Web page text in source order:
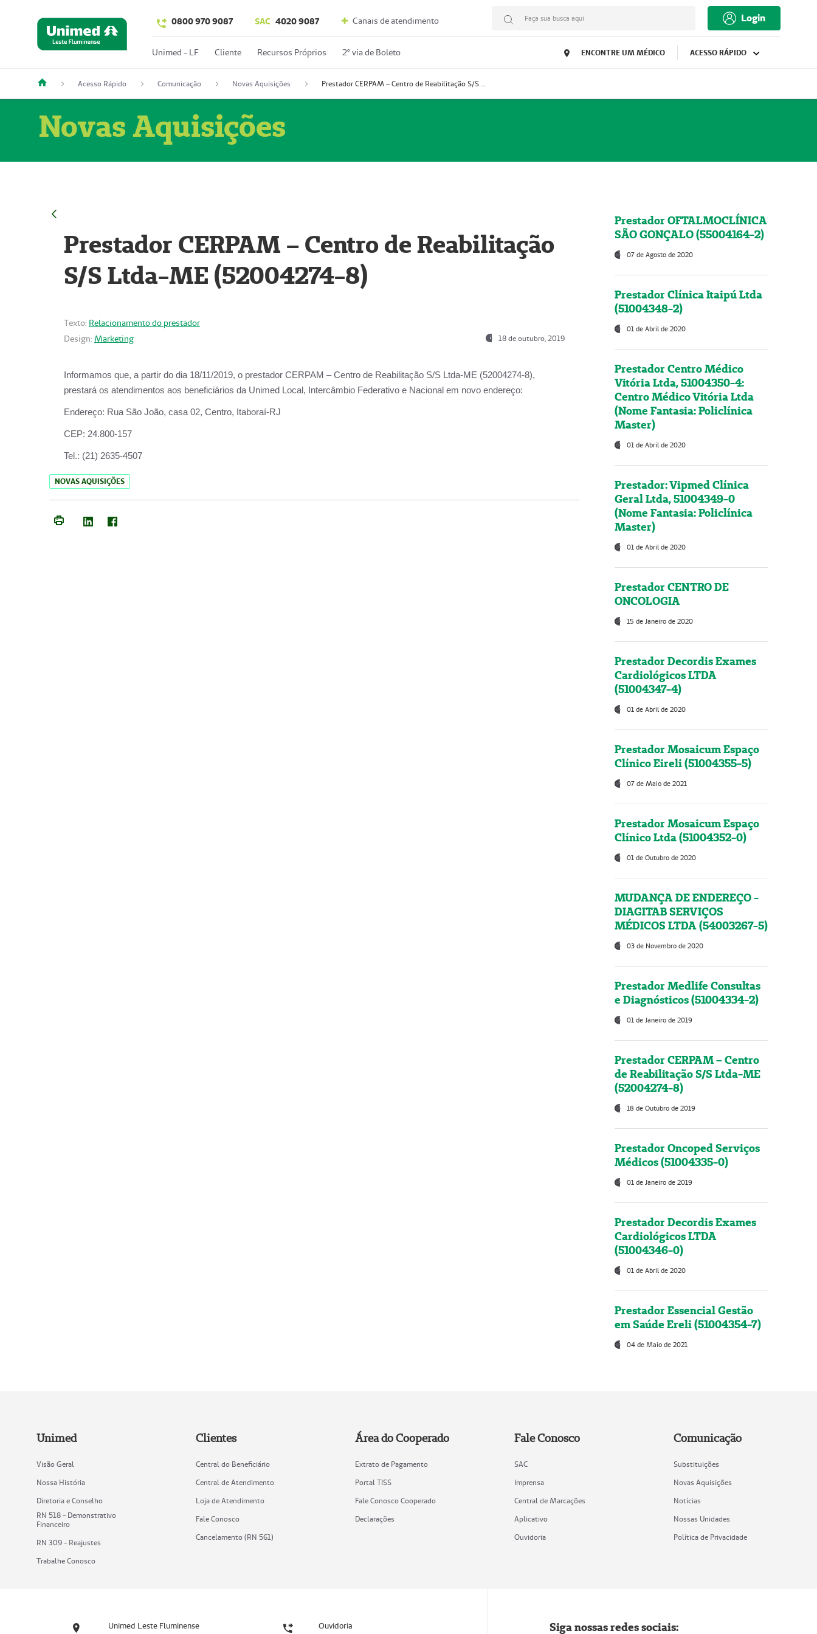
0800 970 9087 SAC 4020 9087 Canais de atendimento Faça sua busca aqui Login
Unimed - LF Cliente Recursos Próprios 2º via de Boleto ENCONTRE UM MÉDICO ACESSO RÁPIDO
Acesso Rápido Comunicação Novas Aquisições Prestador CERPAM – Centro de Reabilitação S/S Ltda-ME (52004274-8)
Novas Aquisições
Prestador CERPAM – Centro de Reabilitação
S/S Ltda-ME (52004274-8)
Texto: Relacionamento do prestador
Design: Marketing 18 de outubro, 2019
Informamos que, a partir do dia 18/11/2019, o prestador CERPAM – Centro de Reabilitação S/S Ltda-ME (52004274-8),
prestará os atendimentos aos beneficiários da Unimed Local, Intercâmbio Federativo e Nacional em novo endereço:
Endereço: Rua São João, casa 02, Centro, Itaboraí-RJ
CEP: 24.800-157
Tel.: (21) 2635-4507
NOVAS AQUISIÇÕES
Prestador OFTALMOCLÍNICA
SÃO GONÇALO (55004164-2)
07 de Agosto de 2020
Prestador Clínica Itaipú Ltda
(51004348-2)
01 de Abril de 2020
Prestador Centro Médico
Vitória Ltda, 51004350-4:
Centro Médico Vitória Ltda
(Nome Fantasia: Policlínica
Master)
01 de Abril de 2020
Prestador: Vipmed Clínica
Geral Ltda, 51004349-0
(Nome Fantasia: Policlínica
Master)
01 de Abril de 2020
Prestador CENTRO DE
ONCOLOGIA
15 de Janeiro de 2020
Prestador Decordis Exames
Cardiológicos LTDA
(51004347-4)
01 de Abril de 2020
Prestador Mosaicum Espaço
Clínico Eireli (51004355-5)
07 de Maio de 2021
Prestador Mosaicum Espaço
Clínico Ltda (51004352-0)
01 de Outubro de 2020
MUDANÇA DE ENDEREÇO -
DIAGITAB SERVIÇOS
MÉDICOS LTDA (54003267-5)
03 de Novembro de 2020
Prestador Medlife Consultas
e Diagnósticos (51004334-2)
01 de Janeiro de 2019
Prestador CERPAM – Centro
de Reabilitação S/S Ltda-ME
(52004274-8)
18 de Outubro de 2019
Prestador Oncoped Serviços
Médicos (51004335-0)
01 de Janeiro de 2019
Prestador Decordis Exames
Cardiológicos LTDA
(51004346-0)
01 de Abril de 2020
Prestador Essencial Gestão
em Saúde Ereli (51004354-7)
04 de Maio de 2021
Unimed
Visão Geral
Nossa História
Diretoria e Conselho
RN 518 - Demonstrativo
Financeiro
RN 309 - Reajustes
Trabalhe Conosco
Clientes
Central do Beneficiário
Central de Atendimento
Loja de Atendimento
Fale Conosco
Cancelamento (RN 561)
Área do Cooperado
Extrato de Pagamento
Portal TISS
Fale Conosco Cooperado
Declarações
Fale Conosco
SAC
Imprensa
Central de Marcações
Aplicativo
Ouvidoria
Comunicação
Substituições
Novas Aquisições
Notícias
Nossas Unidades
Política de Privacidade
Unimed Leste Fluminense Ouvidoria Siga nossas redes sociais: